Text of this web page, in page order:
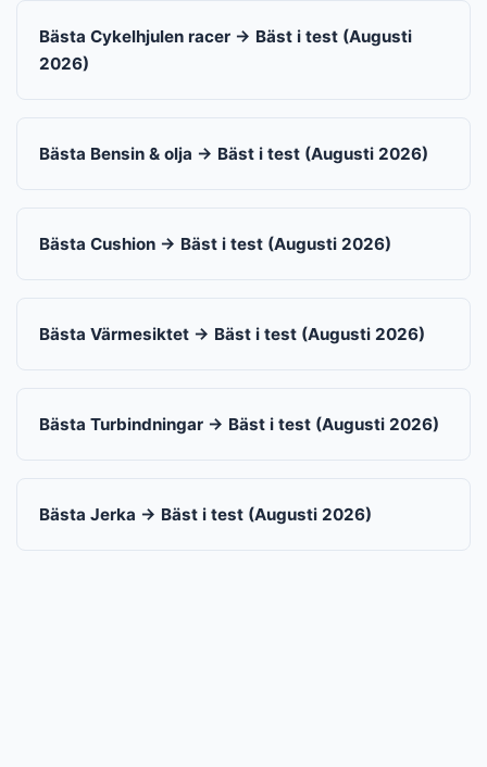
Bästa Cykelhjulen racer → Bäst i test (Augusti
2026)
Bästa Bensin & olja → Bäst i test (Augusti 2026)
Bästa Cushion → Bäst i test (Augusti 2026)
Bästa Värmesiktet → Bäst i test (Augusti 2026)
Bästa Turbindningar → Bäst i test (Augusti 2026)
Bästa Jerka → Bäst i test (Augusti 2026)